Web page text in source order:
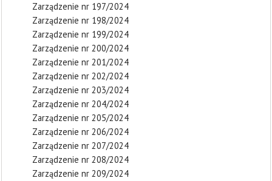
Zarządzenie nr 197/2024
Zarządzenie nr 198/2024
Zarządzenie nr 199/2024
Zarządzenie nr 200/2024
Zarządzenie nr 201/2024
Zarządzenie nr 202/2024
Zarządzenie nr 203/2024
Zarządzenie nr 204/2024
Zarządzenie nr 205/2024
Zarządzenie nr 206/2024
Zarządzenie nr 207/2024
Zarządzenie nr 208/2024
Zarządzenie nr 209/2024